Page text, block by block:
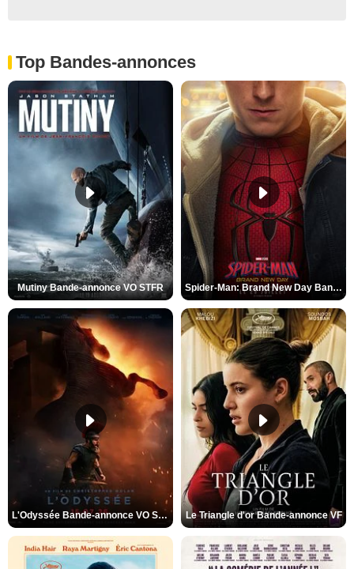
Top Bandes-annonces
Mutiny Bande-annonce VO STFR Spider-Man: Brand New Day Bande-annonce VO STFR
L'Odyssée Bande-annonce VO STFR Le Triangle d'or Bande-annonce VF